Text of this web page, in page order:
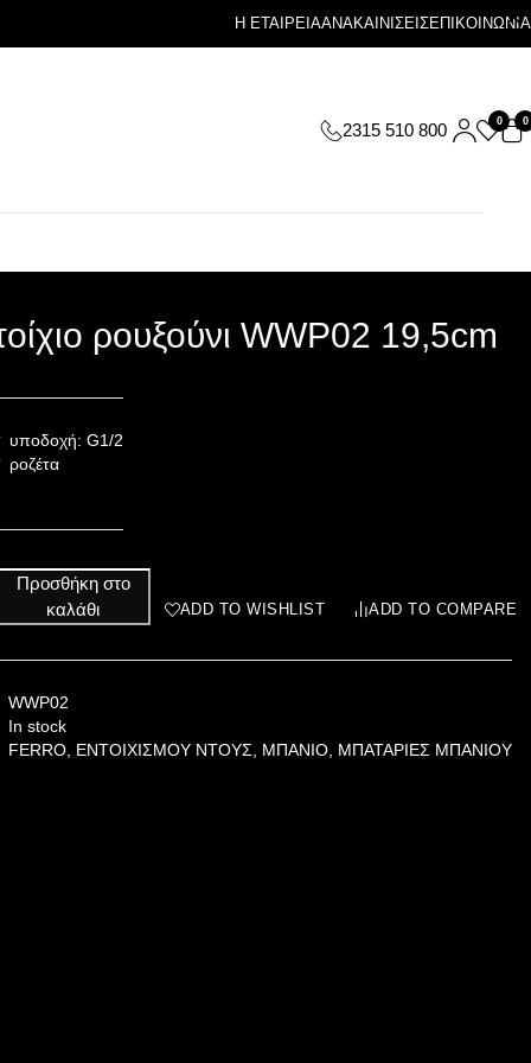
Η ΕΤΑΙΡΕΙΑΑΝΑΚΑΙΝΙΣΕΙΣΕΠΙΚΟΙΝΩΝΙΑ
2315 510 800 0 0
ρουξούνι WWP02 19,5cm
υποδοχή: G1/2
ροζέτα
Προσθήκη στο
καλάθι
ADD TO WISHLIST ADD TO COMPARE
WWP02
In stock
FERRO, ΕΝΤΟΙΧΙΣΜΟΥ ΝΤΟΥΣ ΜΠΑΝΙΟ, ΜΠΑΤΑΡΙΕΣ ΜΠΑΝΙΟΥ